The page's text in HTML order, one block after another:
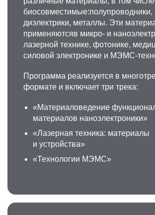
биосовместимые:полупроводники,
диэлектрики, металлы. Эти
применяютсяв микро- и
лазерной технике, фотонике,
силовой электронике и МЭМС-
Программа реализуется в
формате и включает три трека:
«Материаловедение
материалов наноэлектроники»
«Лазерная техника: материалы
и устройства»
«Технологии МЭМС»